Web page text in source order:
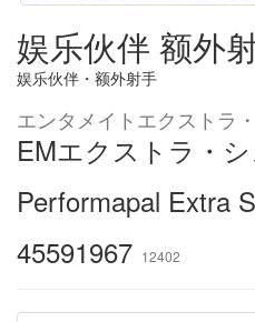
娱乐伙伴 额外
娱乐伙伴・额外射手
エンタメイトエクストラ
EMエクストラ・
Performapal Extra
45591967 12402